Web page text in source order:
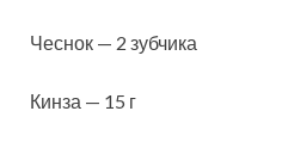
Чеснок — 2 зубчика
Кинза — 15 г